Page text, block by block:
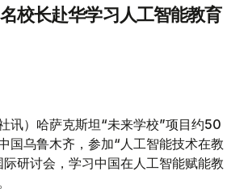
校长赴华学习人工智能教育
讯）哈萨克斯坦“未来学校”项目约50
国乌鲁木齐，参加“人工智能技术在教
研讨会，学习中国在人工智能赋能教